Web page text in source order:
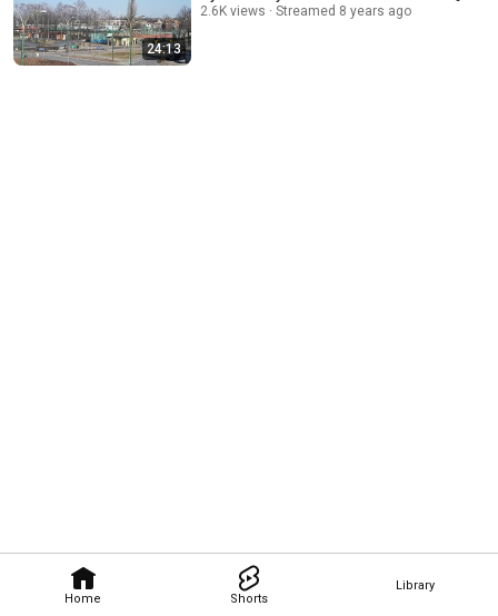
Home Shorts
Library
24:13
2.6K views Streamed 8 years ago